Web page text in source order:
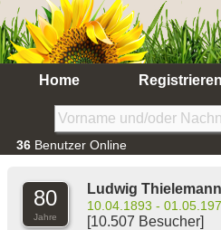
Home
36 Benutzer Online
80
Jahre
Ludwig Thielemann
10.04.1893 -
[10.507 Besucher]